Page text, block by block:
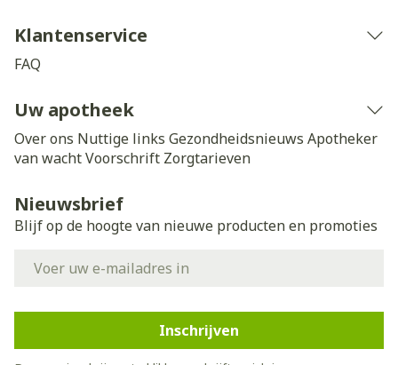
Klantenservice
FAQ
Uw apotheek
Over ons Nuttige links Gezondheidsnieuws Apotheker
van wachtVoorschrift Zorgtarieven
Nieuwsbrief
Blijf op de hoogte van nieuwe producten en promoties
Inschrijven